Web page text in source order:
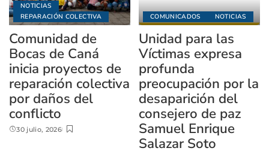
NOTICIAS
REPARACIÓN COLECTIVA
Comunidad de
Bocas de Caná
inicia proyectos de
reparación colectiva
por daños del
conflicto
30 julio, 2026
COMUNICADOS NOTICIAS
Unidad para las
Víctimas expresa
profunda
preocupación por la
desaparición del
consejero de paz
Samuel Enrique
Salazar Soto